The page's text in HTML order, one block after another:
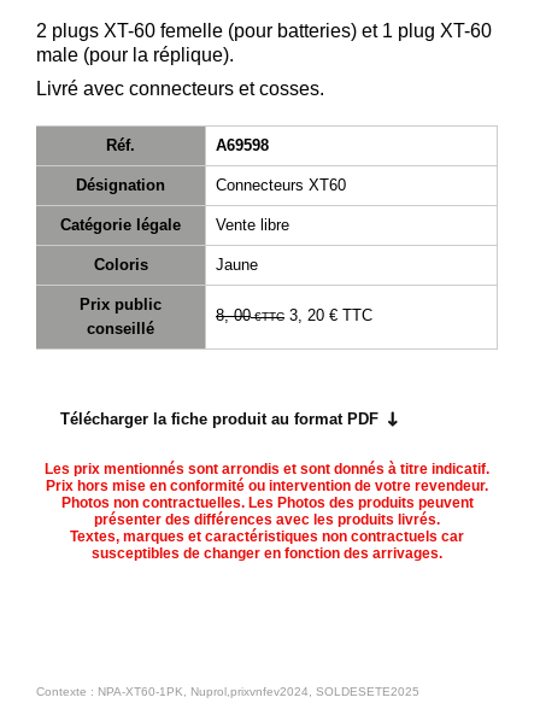
web
Mes
Factures –
coffre-fort
numérique
Téléchargement
Service
après
vente
Nous
Paramètres
de vos
newsletters
2 plugs XT-60 femelle (pour batteries) et 1 plug XT-60
male (pour la réplique).
Livré avec connecteurs et cosses.
Réf. A69598
Désignation Connecteurs XT60
Catégorie légale Vente libre
Coloris Jaune
Prix public
conseillé
8, 00€TTC 3, 20 € TTC
Télécharger la fiche produit au format PDF
Les prix mentionnés sont arrondis et sont donnés à titre indicatif.
Prix hors mise en conformité ou intervention de votre revendeur.
Photos non contractuelles. Les Photos des produits peuvent
présenter des différences avec les produits livrés.
Textes, marques et caractéristiques non contractuels car
susceptibles de changer en fonction des arrivages.
Contexte : NPA-XT60-1PK, Nuprol,prixvnfev2024, SOLDESETE2025